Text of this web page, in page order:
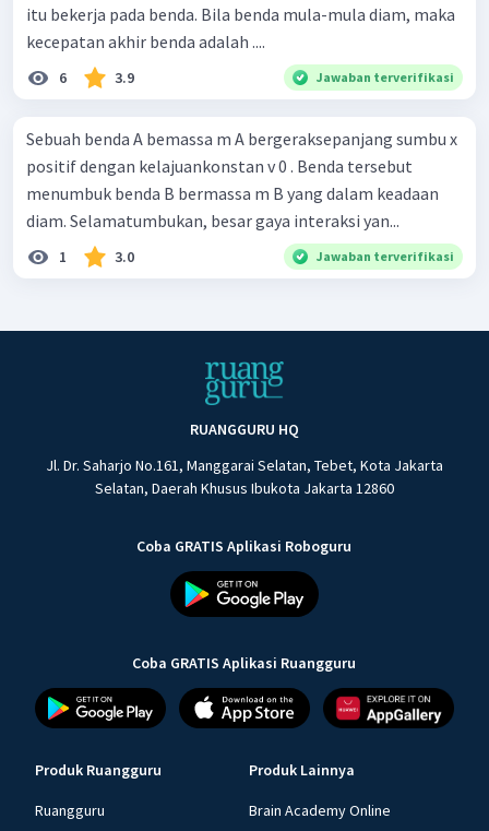
itu bekerja pada benda. Bila benda mula-mula diam, maka
kecepatan akhir benda adalah ....
6 3.9 Jawaban terverifikasi
Sebuah benda A bemassa m A bergeraksepanjang sumbu x
positif dengan kelajuankonstan v 0 . Benda tersebut
menumbuk benda B bermassa m B yang dalam keadaan
diam. Selamatumbukan, besar gaya interaksi yan...
1 3.0 Jawaban terverifikasi
RUANGGURU HQ
Jl. Dr. Saharjo No.161, Manggarai Selatan, Tebet, Kota Jakarta
Selatan, Daerah Khusus Ibukota Jakarta 12860
Coba GRATIS Aplikasi Roboguru
Coba GRATIS Aplikasi Ruangguru
Produk Ruangguru
Ruangguru
Produk Lainnya
Brain Academy Online